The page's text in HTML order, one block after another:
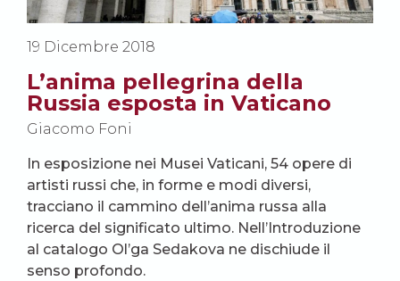
19 Dicembre 2018
L’anima pellegrina della
Russia esposta in Vaticano
Giacomo Foni
In esposizione nei Musei Vaticani, 54 opere di
artisti russi che, in forme e modi diversi,
tracciano il cammino dell’anima russa alla
ricerca del significato ultimo. Nell’Introduzione
al catalogo Ol’ga Sedakova ne dischiude il
senso profondo.